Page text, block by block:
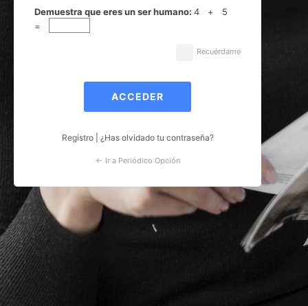
Acceder
Demuestra que eres un ser humano: 4 + 5
=
Recuérdame
Registro| ¿Has olvidado tu contraseña?
← Ir a Periódico Opción